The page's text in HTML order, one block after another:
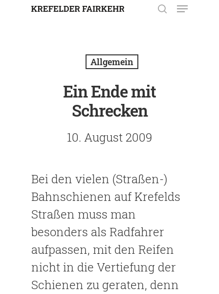
Eingabe zu suchen. Mit ESC
schließen.
Allgemein
Ein Ende mit
Schrecken
10. August 2009
Bei den vielen (Straßen-)
Bahnschienen auf Krefelds
Straßen muss man
besonders als Radfahrer
aufpassen, mit den Reifen
nicht in die Vertiefung der
Schienen zu geraten, denn